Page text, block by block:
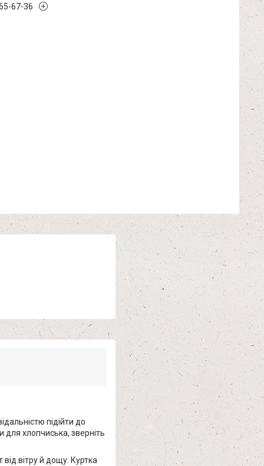
67-36
підійти до
для хлопчиська, зверніть
від вітру й дощу. Куртка